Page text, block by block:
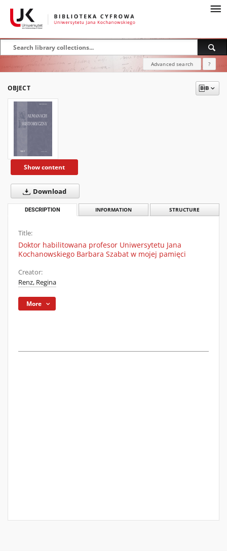
Advanced search ?
OBJECT
Show content
Download
DESCRIPTION INFORMATION STRUCTURE
Title:
Doktor habilitowana profesor Uniwersytetu Jana
Kochanowskiego Barbara Szabat w mojej pamięci
Creator:
Renz, Regina
More